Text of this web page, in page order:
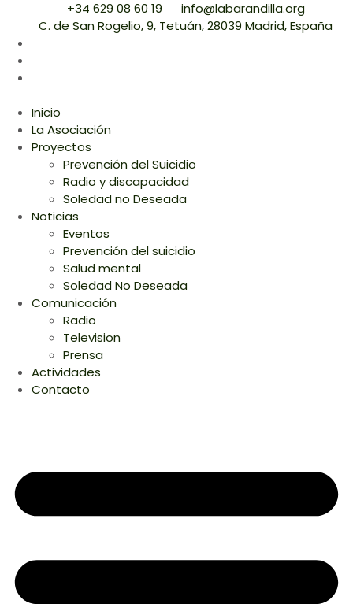
+34 629 08 60 19
info@labarandilla.org
C. de San Rogelio, 9, Tetuán, 28039 Madrid, España
Inicio
La Asociación
Proyectos
Prevención del Suicidio
Radio y discapacidad
Soledad no Deseada
Noticias
Eventos
Prevención del suicidio
Salud mental
Soledad No Deseada
Comunicación
Radio
Television
Prensa
Actividades
Contacto